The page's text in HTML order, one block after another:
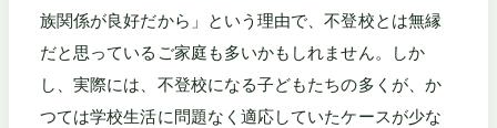
族関係が良好だから」という理由で、不登校とは無縁
だと思っているご家庭も多いかもしれません。しか
し、実際には、不登校になる子どもたちの多くが、か
つては学校生活に問題なく適応していたケースが少な